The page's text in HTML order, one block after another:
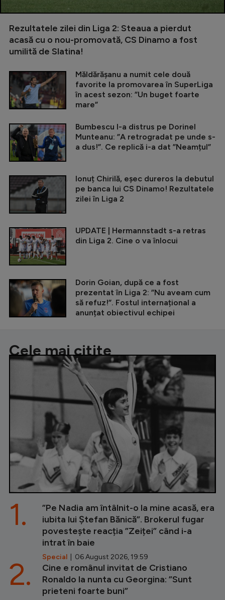
Rezultatele zilei din Liga 2: Steaua a pierdut
acasă cu o nou-promovată, CS Dinamo a fost
umilită de Slatina!
Măldărășanu a numit cele două
favorite la promovarea în SuperLiga
în acest sezon: ”Un buget foarte
mare”
Bumbescu l-a distrus pe Dorinel
Munteanu: ”A retrogradat pe unde s-
a dus!”. Ce replică i-a dat ”Neamțul”
Ionuț Chirilă, eșec dureros la debutul
pe banca lui CS Dinamo! Rezultatele
zilei în Liga 2
UPDATE | Hermannstadt s-a retras
din Liga 2. Cine o va înlocui
Dorin Goian, după ce a fost
prezentat în Liga 2: ”Nu aveam cum
să refuz!”. Fostul internațional a
anunțat obiectivul echipei
Cele mai citite
”Pe Nadia am întâlnit-o la mine acasă, era
iubita lui Ștefan Bănică”. Brokerul fugar
povestește reacția ”Zeiței” când i-a
intrat în baie
Special | 06 August 2026, 19:59
1.
Cine e românul invitat de Cristiano
Ronaldo la nunta cu Georgina: ”Sunt
prieteni foarte buni”
2.